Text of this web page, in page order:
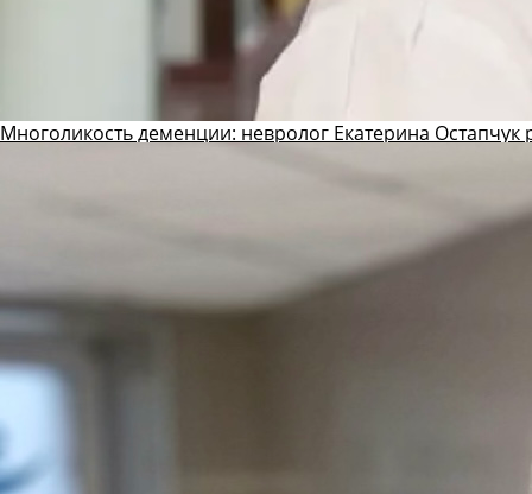
Многоликость деменции: невролог Екатерина Остапчук